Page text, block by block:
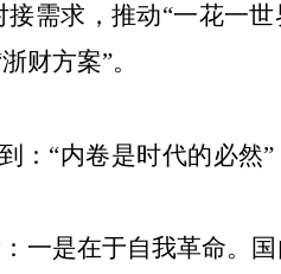
需求，推动“一花一
财方案”。
：“内卷是时代的必然
一是在于自我革命。